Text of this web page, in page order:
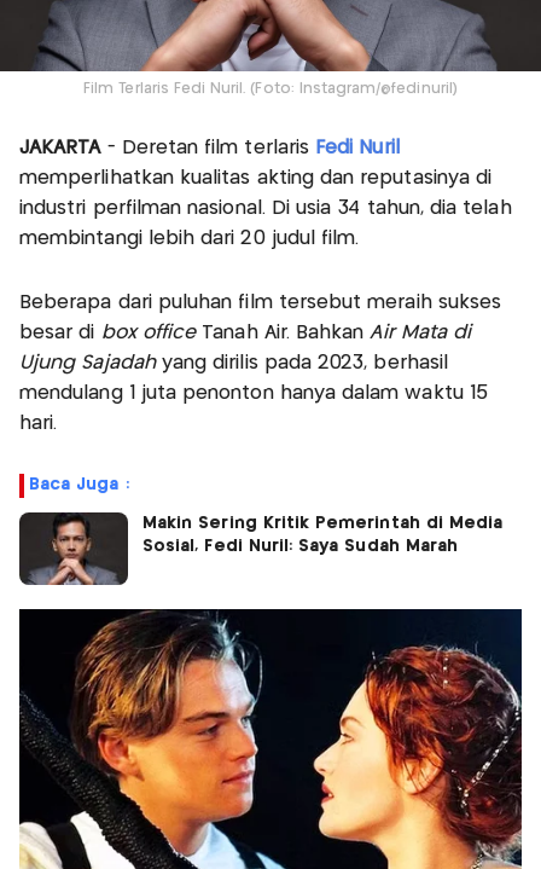
Film Terlaris Fedi Nuril. (Foto: Instagram/@fedinuril)
JAKARTA- Deretan film terlaris Fedi Nuril
memperlihatkan kualitas akting dan reputasinya di
industri perfilman nasional. Di usia 34 tahun, dia telah
membintangi lebih dari 20 judul film.
Beberapa dari puluhan film tersebut meraih sukses
besar di box officeTanah Air. BahkanAir Mata di
Ujung Sajadahyang dirilis pada 2023, berhasil
mendulang 1 juta penonton hanya dalam waktu 15
hari.
Baca Juga :
Makin Sering Kritik Pemerintah di Media
Sosial, Fedi Nuril: Saya Sudah Marah